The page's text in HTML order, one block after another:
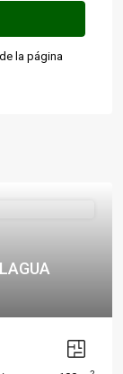
la página